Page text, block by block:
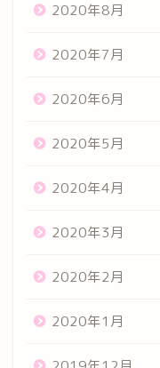
2020年8月
2020年7月
2020年6月
2020年5月
2020年4月
2020年3月
2020年2月
2020年1月